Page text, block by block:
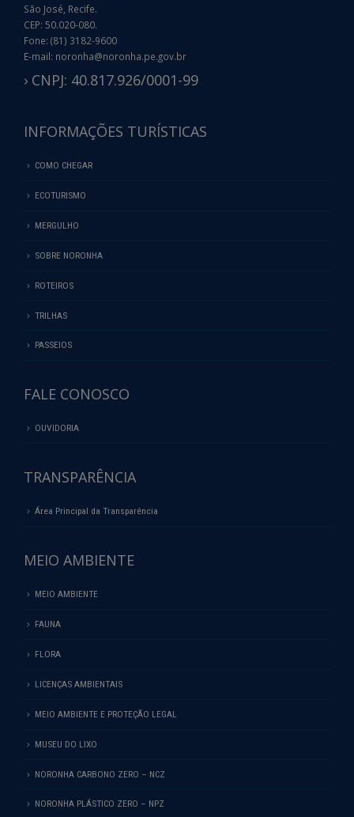
São José, Recife.
CEP: 50.020-080.
Fone: (81) 3182-9600
E-mail: noronha@noronha.pe.gov.br
› CNPJ: 40.817.926/0001-99
INFORMAÇÕES TURÍSTICAS
COMO CHEGAR
ECOTURISMO
MERGULHO
SOBRE NORONHA
ROTEIROS
TRILHAS
PASSEIOS
FALE CONOSCO
OUVIDORIA
TRANSPARÊNCIA
Área Principal da Transparência
MEIO AMBIENTE
MEIO AMBIENTE
FAUNA
FLORA
LICENÇAS AMBIENTAIS
MEIO AMBIENTE E PROTEÇÃO LEGAL
MUSEU DO LIXO
NORONHA CARBONO ZERO – NCZ
NORONHA PLÁSTICO ZERO – NPZ